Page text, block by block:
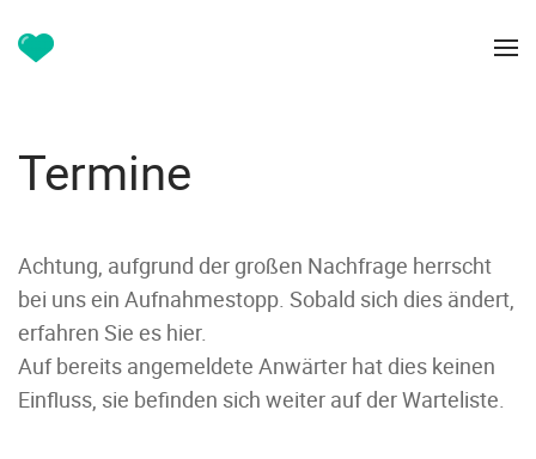
Termine
Achtung, aufgrund der großen Nachfrage herrscht
bei uns ein Aufnahmestopp. Sobald sich dies ändert,
erfahren Sie es hier.
Auf bereits angemeldete Anwärter hat dies keinen
Einfluss, sie befinden sich weiter auf der Warteliste.